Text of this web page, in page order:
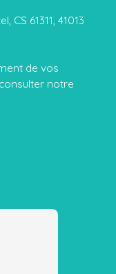
CS 61311, 41013
de vos
notre